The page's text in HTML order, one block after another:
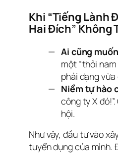
Khi “Tiếng Lành
Hai Đích” Không
Ai cũng
một “thỏi
phải dạng vừa
Niềm tự hào
công ty X
hội.
Như vậy, đầu tư vào
tuyển dụng của mình.